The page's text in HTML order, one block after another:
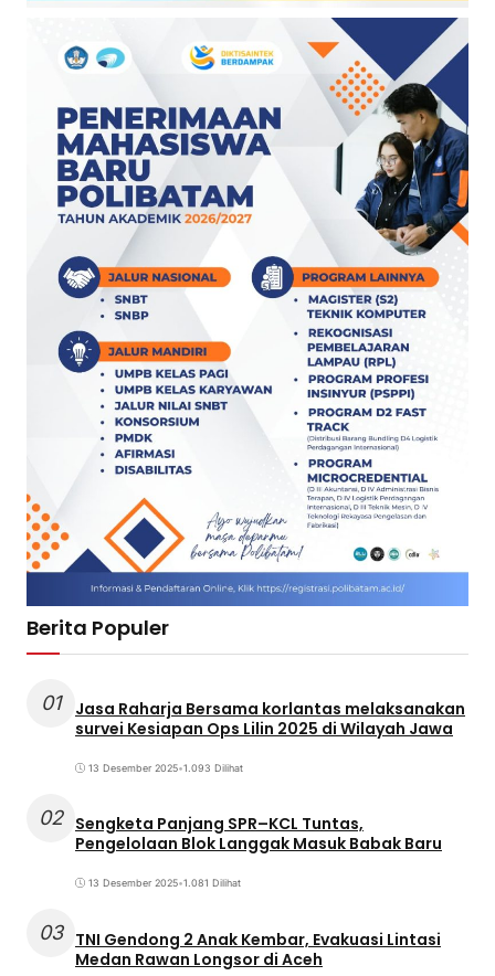
Berita Populer
01
Jasa Raharja Bersama korlantas melaksanakan
survei Kesiapan Ops Lilin 2025 di Wilayah Jawa
13 Desember 2025•1.093 Dilihat
02 Sengketa Panjang SPR–KCL Tuntas,
Pengelolaan Blok Langgak Masuk Babak Baru
13 Desember 2025•1.081 Dilihat
03 TNI Gendong 2 Anak Kembar, Evakuasi Lintasi
Medan Rawan Longsor di Aceh